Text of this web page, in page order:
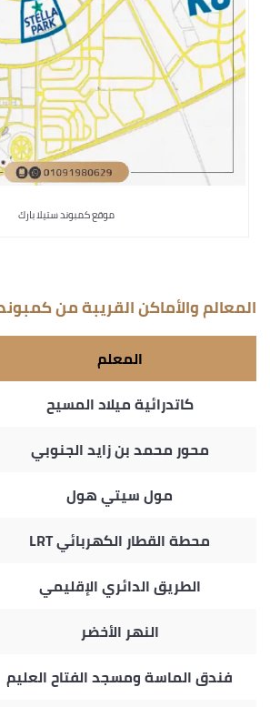
موقع كمبوند ستيلا بارك
المعالم والأماكن القريبة من
المعلم
كاتدرائية ميلاد المسيح
محور محمد بن زايد الجنوبي
مول سيتي هول
محطة القطار الكهربائي LRT
الطريق الدائري الإقليمي
النهر الأخضر
فندق الماسة ومسجد الفتاح العليم